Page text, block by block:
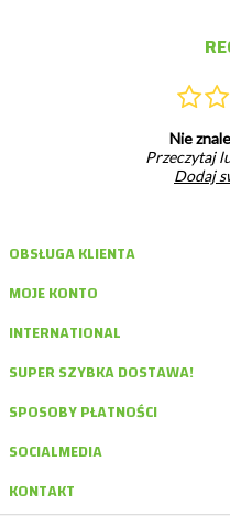
Nie
Przeczytaj
Dodaj
OBSŁUGA KLIENTA
MOJE KONTO
INTERNATIONAL
SUPER SZYBKA DOSTAWA!
SPOSOBY PŁATNOŚCI
SOCIALMEDIA
KONTAKT